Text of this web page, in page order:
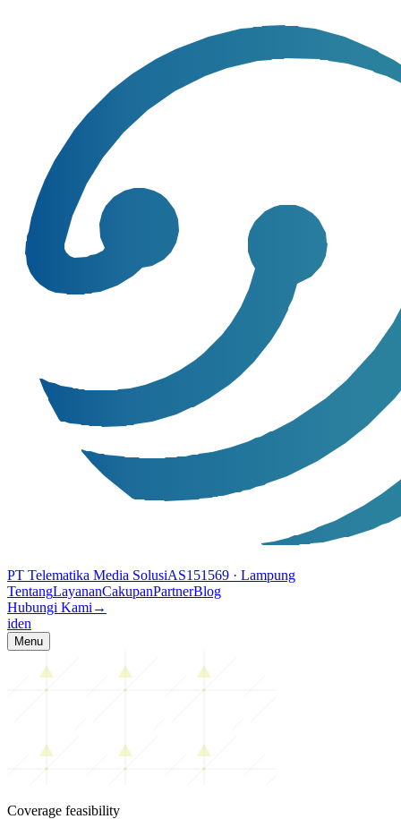
PT Telematika Media SolusiAS151569 · Lampung
TentangLayananCakupanPartnerBlog
Hubungi Kami →
iden
Menu
Coverage feasibility